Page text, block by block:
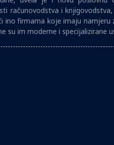
računovodstva i
ino firmama koje imaju
su im moderne i specijalizirane